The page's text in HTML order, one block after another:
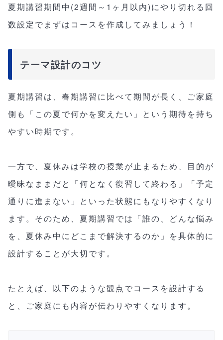
夏期講習期間中(2週間～1ヶ月以内)にやり切れる回
数設定でまずはコースを作成してみましょう！
テーマ設計のコツ
夏期講習は、春期講習に比べて期間が長く、ご家庭
側も「この夏で何かを変えたい」という期待を持ち
やすい時期です。
一方で、夏休みは学校の授業が止まるため、目的が
曖昧なままだと「何となく復習して終わる」「予定
通りに進まない」といった状態にもなりやすくなり
ます。そのため、夏期講習では「誰の、どんな悩み
を、夏休み中にどこまで解決するのか」を具体的に
設計することが大切です。
たとえば、以下のような観点でコースを設計する
と、ご家庭にも内容が伝わりやすくなります。